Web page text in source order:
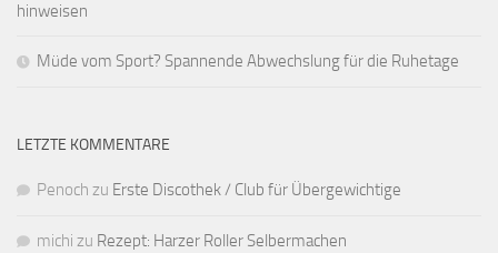
hinweisen
Müde vom Sport? Spannende Abwechslung für die Ruhetage
LETZTE KOMMENTARE
Penoch zu Erste Discothek / Club für Übergewichtige
michi zu Rezept: Harzer Roller Selbermachen